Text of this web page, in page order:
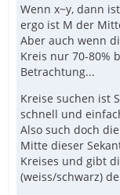
Wenn x~y, dann
ergo ist M der
Aber auch wenn
Kreis nur 70-80%
Betrachtung...
Kreise suchen ist
schnell und
Also such doch
Mitte dieser
Kreises und gibt
(weiss/schwarz)